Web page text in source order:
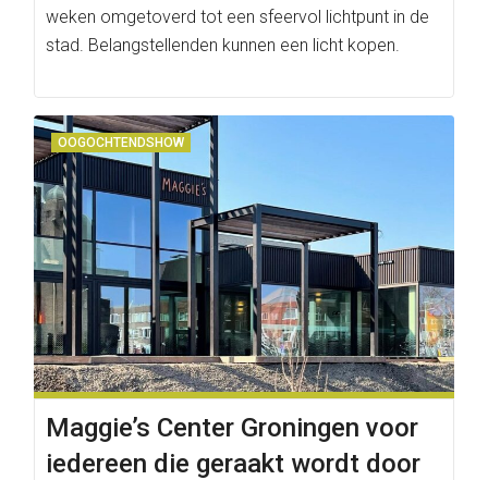
weken omgetoverd tot een sfeervol lichtpunt in de
stad. Belangstellenden kunnen een licht kopen.
OOGOCHTENDSHOW
Maggie’s Center Groningen voor
iedereen die geraakt wordt door